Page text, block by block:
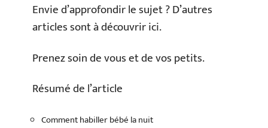
Envie d’approfondir le sujet ? D’autres
articles sont à découvrir ici.
Prenez soin de vous et de vos petits.
Résumé de l’article
Comment habiller bébé la nuit